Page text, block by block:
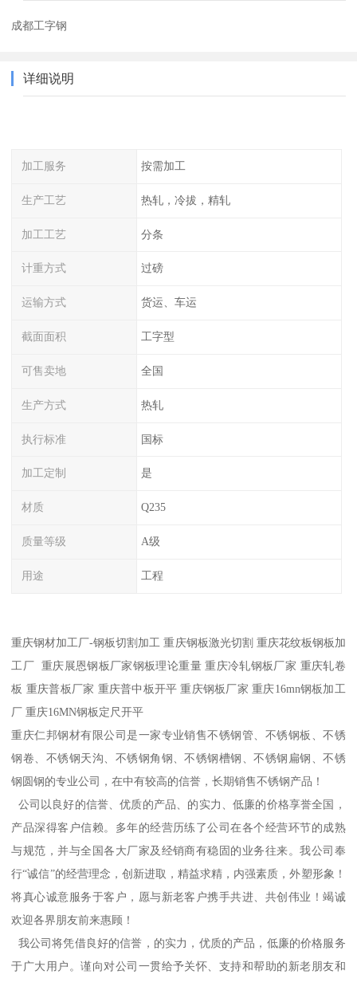
成都工字钢
详细说明
加工服务 按需加工
生产工艺 热轧，冷拔，精轧
加工工艺 分条
计重方式 过磅
运输方式 货运、车运
截面面积 工字型
可售卖地 全国
生产方式 热轧
执行标准 国标
加工定制 是
材质 Q235
质量等级 A级
用途 工程
重庆钢材加工厂-钢板切割加工 重庆钢板激光切割 重庆花纹板钢板加
工厂 重庆展恩钢板厂家钢板理论重量 重庆冷轧钢板厂家 重庆轧卷
板 重庆普板厂家 重庆普中板开平 重庆钢板厂家 重庆16mn钢板加工
厂 重庆16MN钢板定尺开平
重庆仁邦钢材有限公司是一家专业销售不锈钢管、不锈钢板、不锈
钢卷、不锈钢天沟、不锈钢角钢、不锈钢槽钢、不锈钢扁钢、不锈
钢圆钢的专业公司，在中有较高的信誉，长期销售不锈钢产品！
公司以良好的信誉、优质的产品、的实力、低廉的价格享誉全国，
产品深得客户信赖。多年的经营历练了公司在各个经营环节的成熟
与规范，并与全国各大厂家及经销商有稳固的业务往来。我公司奉
行“诚信”的经营理念，创新进取，精益求精，内强素质，外塑形象！
将真心诚意服务于客户，愿与新老客户携手共进、共创伟业！竭诚
欢迎各界朋友前来惠顾！
我公司将凭借良好的信誉，的实力，优质的产品，低廉的价格服务
于广大用户。谨向对公司一贯给予关怀、支持和帮助的新老朋友和